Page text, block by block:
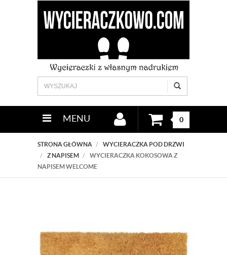
MENU 0
STRONA GŁÓWNA
WYCIERACZKA POD DRZWI
Z NAPISEM
WYCIERACZKA KOKOSOWA Z
NAPISEM WELCOME